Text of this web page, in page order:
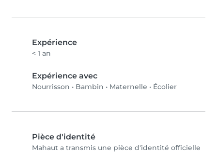
Expérience
< 1 an
Expérience avec
Nourrisson • Bambin • Maternelle • Écolier
Pièce d'identité
Mahaut a transmis une pièce d'identité officielle